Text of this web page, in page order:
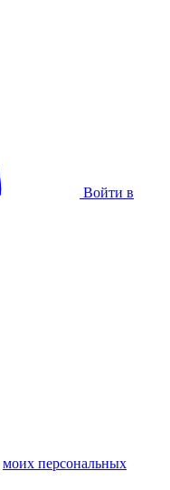
Войти в
моих персональных